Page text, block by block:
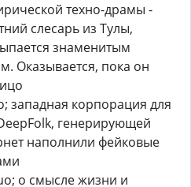
техно-драмы -
слесарь из Тулы,
знаменитым
Оказывается, пока он
западная корпорация для
генерирующей
наполнили фейковые
о смысле жизни и